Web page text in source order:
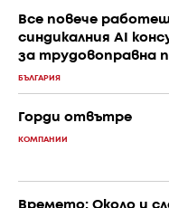
Все повече
синдикалния AI
за трудовоправна
БЪЛГАРИЯ
Горди отвътре
КОМПАНИИ
Времето: Около и